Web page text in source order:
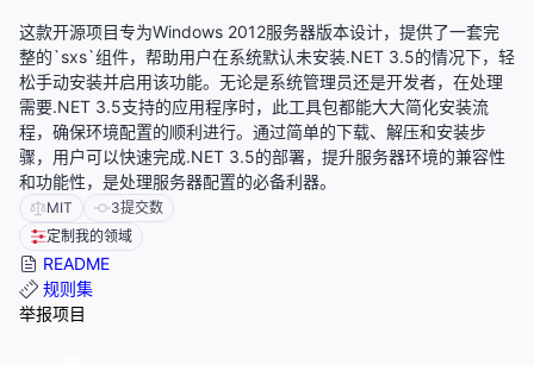
这款开源项目专为Windows 2012服务器版本设计，提供了一套完
整的`sxs`组件，帮助用户在系统默认未安装.NET 3.5的情况下，轻
松手动安装并启用该功能。无论是系统管理员还是开发者，在处理
需要.NET 3.5支持的应用程序时，此工具包都能大大简化安装流
程，确保环境配置的顺利进行。通过简单的下载、解压和安装步
骤，用户可以快速完成.NET 3.5的部署，提升服务器环境的兼容性
和功能性，是处理服务器配置的必备利器。
MIT 3提交数
定制我的领域
README
规则集
举报项目